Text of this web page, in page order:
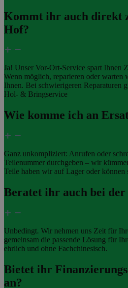
Kommt ihr auch direkt
Hof?
Ja! Unser Vor-Ort-Service spart Ihnen
Wenn möglich, reparieren oder warten
Ihnen. Bei schwierigeren Reparaturen
Hol- & Bringservice
Wie komme ich an
Ganz unkompliziert: Anrufen oder
Teilenummer durchgeben – wir
Teile haben wir auf Lager oder können
Beratet ihr auch bei der
Unbedingt. Wir nehmen uns Zeit für
gemeinsam die passende Lösung für
ehrlich und ohne Fachchinesisch.
Bietet ihr
an?